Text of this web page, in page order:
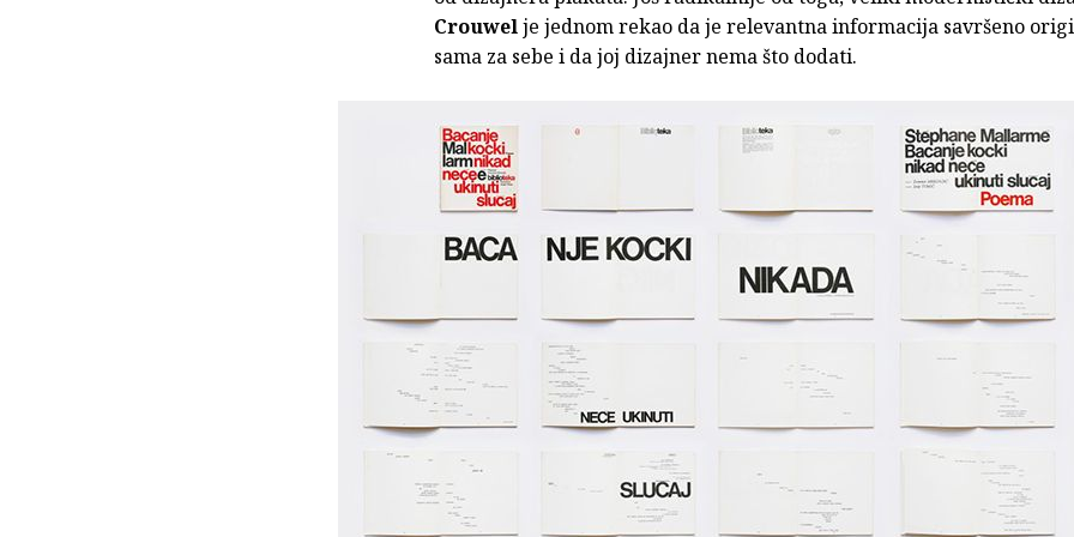
Crouwelje jednom rekao da je relevantna informacija savršeno
sama za sebe i da joj dizajner nema što dodati.